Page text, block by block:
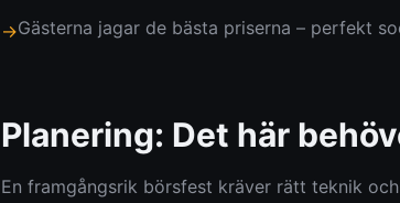
→Gästerna jagar de bästa priserna – perfekt
Planering: Det här
En framgångsrik börsfest kräver rätt teknik